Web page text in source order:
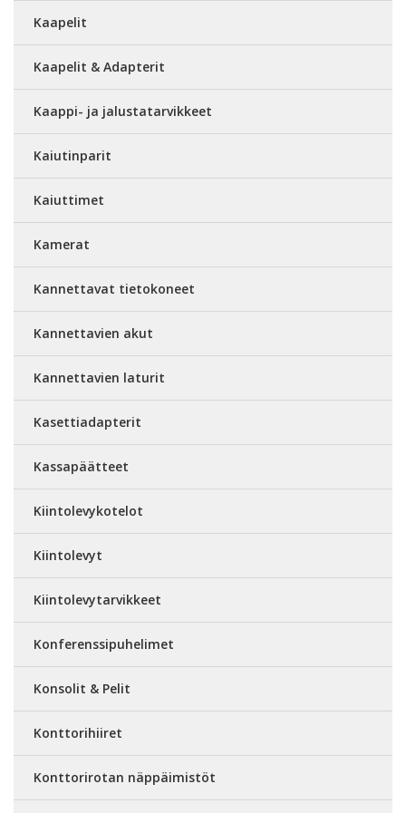
Kaapelit
Kaapelit & Adapterit
Kaappi- ja jalustatarvikkeet
Kaiutinparit
Kaiuttimet
Kamerat
Kannettavat tietokoneet
Kannettavien akut
Kannettavien laturit
Kasettiadapterit
Kassapäätteet
Kiintolevykotelot
Kiintolevyt
Kiintolevytarvikkeet
Konferenssipuhelimet
Konsolit & Pelit
Konttorihiiret
Konttorirotan näppäimistöt